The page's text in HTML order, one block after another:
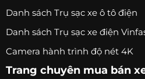
Danh sách Trụ sạc xe ô tô điện
Danh sách Trụ sạc xe điện
Camera hành trình độ nét 4K
Trang chuyên mua bán